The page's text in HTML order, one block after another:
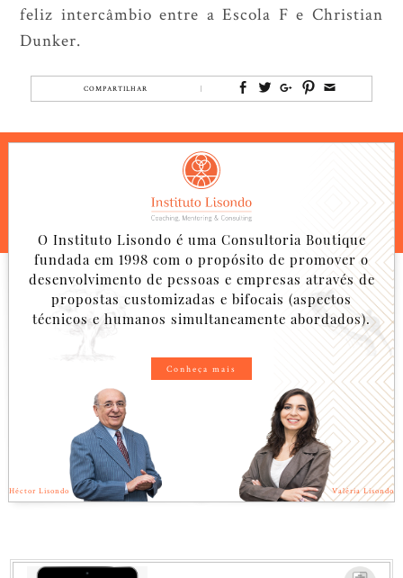
feliz intercâmbio entre a Escola F e Christian
Dunker.
COMPARTILHAR
Héctor Lisondo
O Instituto Lisondo é uma Consultoria Boutique
fundada em 1998 com o propósito de promover o
desenvolvimento de pessoas e empresas através de
propostas customizadas e bifocais (aspectos
técnicos e humanos simultaneamente abordados).
Conheça mais
Valéria Lisondo